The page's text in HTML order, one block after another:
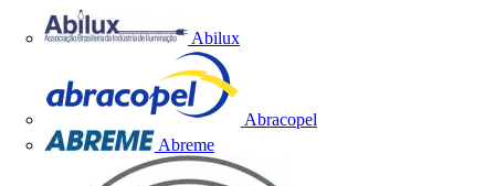
Abilux
Abracopel
Abreme